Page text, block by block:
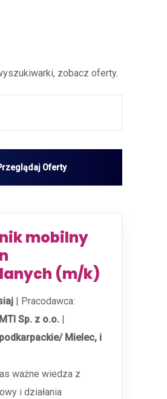
zobacz oferty.
mobilny
(m/k)
| Pracodawca:
Sp. z o.o. |
podkarpackie/ Mielec, i
ważne wiedza z
i działania